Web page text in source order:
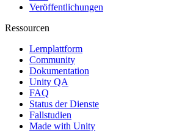
Veröffentlichungen
Ressourcen
Lernplattform
Community
Dokumentation
Unity QA
FAQ
Status der Dienste
Fallstudien
Made with Unity